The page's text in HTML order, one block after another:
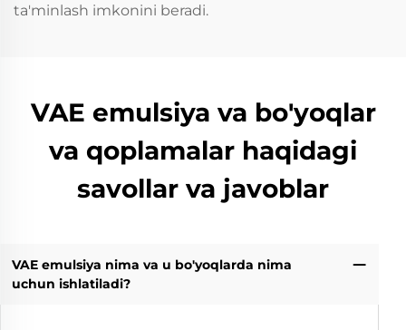
ta'minlash imkonini beradi.
VAE emulsiya va bo'yoqlar
va qoplamalar haqidagi
savollar va javoblar
VAE emulsiya nima va u bo'yoqlarda nima
uchun ishlatiladi?